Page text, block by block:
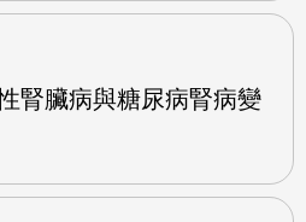
腎臟病與糖尿病腎病變